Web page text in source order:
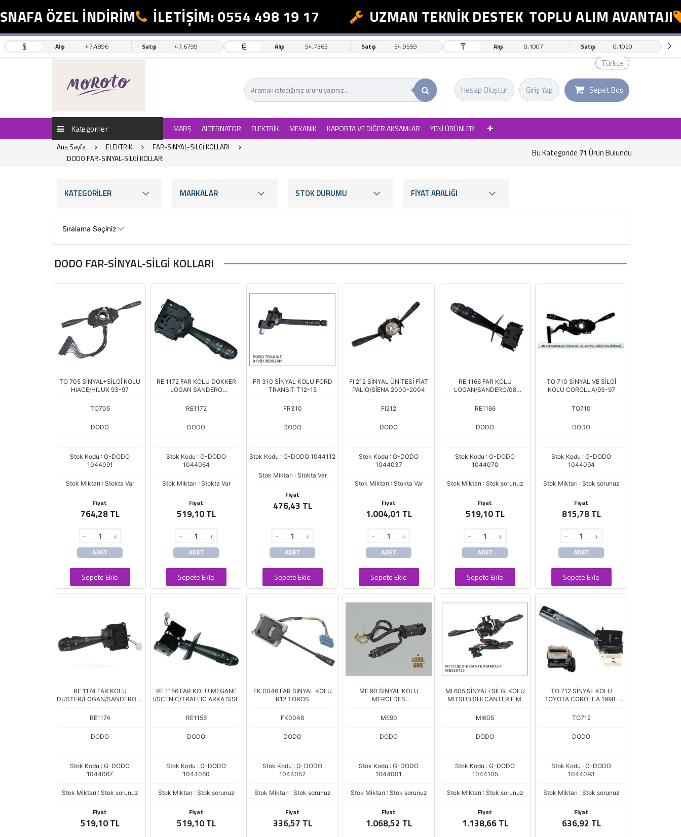
ÖZEL İNDİRİM İLETİŞİM: 0554 498 19 17 UZMAN TEKNİK DESTEK TOPLU ALIM AVANTAJI
$ Alış 47,4896 Satış 47,6799 € Alış 54,7365 Satış 54,9559 ₸ Alış 0,1007 Satış 0,1020
Türkçe
Giriş Yap
Hesap Oluştur Sepet Boş
Kategoriler MARŞ ALTERNATOR ELEKTRİK MEKANİK KAPORTA VE DİĞER AKSAMLAR YENİ ÜRÜNLER
Ana Sayfa ELEKTRİK
FAR-SİNYAL-SİLGİ KOLLARI
DODO FAR-SİNYAL-SİLGİ KOLLARI
Bu Kategoride 71 Ürün Bulundu
KATEGORİLER MARKALAR STOK DURUMU FİYAT ARALIĞI
DODO FAR-SİNYAL-SİLGİ KOLLARI
TO 705 SİNYAL+SİLGİ KOLU
HIACE/HILUX 93-97
TO705
DODO
Stok Kodu : G-DODO
1044091
Stok Miktarı : Stokta Var
Fiyat
764,28 TL
- +
ADET
Sepete Ekle
RE 1172 FAR KOLU DOKKER
LOGAN SANDERO
RE1172
DODO
Stok Kodu : G-DODO
1044064
Stok Miktarı : Stokta Var
Fiyat
519,10 TL
- +
ADET
Sepete Ekle
FR 310 SİNYAL KOLU FORD
TRANSIT T12-15
FR310
DODO
Stok Kodu : G-DODO 1044112
Stok Miktarı : Stokta Var
Fiyat
476,43 TL
- +
ADET
Sepete Ekle
FI 212 SİNYAL ÜNİTESİ FİAT
PALIO/SİENA 2000-2004
FI212
DODO
Stok Kodu : G-DODO
1044037
Stok Miktarı : Stokta Var
Fiyat
1.004,01 TL
- +
ADET
Sepete Ekle
RE 1166 FAR KOLU
LOGAN/SANDERO/08
RE1166
DODO
Stok Kodu : G-DODO
1044070
Stok Miktarı : Stok sorunuz
Fiyat
519,10 TL
- +
ADET
Sepete Ekle
TO 710 SİNYAL VE SİLGİ
KOLU COROLLA/93-97
TO710
DODO
Stok Kodu : G-DODO
1044094
Stok Miktarı : Stok sorunuz
Fiyat
815,78 TL
- +
ADET
Sepete Ekle
RE 1174 FAR KOLU
DUSTER/LOGAN/SANDERO/C
RE1174
DODO
Stok Kodu : G-DODO
1044067
Stok Miktarı : Stok sorunuz
Fiyat
519,10 TL
RE 1156 FAR KOLU MEGANE
I/SCENIC/TRAFFIC ARKA SİSL
RE1156
DODO
Stok Kodu : G-DODO
1044060
Stok Miktarı : Stok sorunuz
Fiyat
519,10 TL
FK 0046 FAR SİNYAL KOLU
R12 TOROS
FK0046
DODO
Stok Kodu : G-DODO
1044052
Stok Miktarı : Stok sorunuz
Fiyat
336,57 TL
ME 90 SİNYAL KOLU
MERCEDES
DODO
ME90
DODO
Stok Kodu : G-DODO
1044001
Stok Miktarı : Stok sorunuz
Fiyat
1.068,52 TL
MI 605 SİNYAL+SİLGİ KOLU
MITSUBISHI CANTER E.M.
MI605
DODO
Stok Kodu : G-DODO
1044105
Stok Miktarı : Stok sorunuz
Fiyat
1.138,66 TL
TO 712 SİNYAL KOLU
TOYOTA COROLLA 1998-
TO712
DODO
Stok Kodu : G-DODO
1044093
Stok Miktarı : Stok sorunuz
Fiyat
636,92 TL